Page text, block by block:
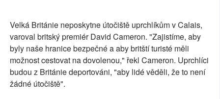
PLNÁ VERZE STRÁNEK
Velká Británie neposkytne útočiště uprchlíkům v Calais,
varoval britský premiér David Cameron. "Zajistíme, aby
byly naše hranice bezpečné a aby britští turisté měli
možnost cestovat na dovolenou," řekl Cameron. Uprchlíci
budou z Británie deportováni, "aby lidé věděli, že to není
žádné útočiště".